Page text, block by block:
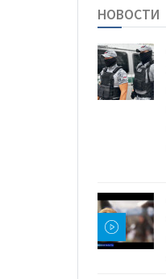
НОВОСТИ